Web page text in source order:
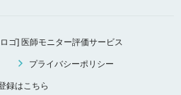
ゴ] 医師モニター評価サービス
プライバシーポリシー
録はこちら